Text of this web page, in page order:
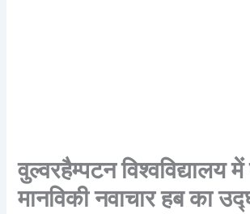
वुल्वरहैम्पटन विश्वविद्यालय
मानविकी नवाचार हब का